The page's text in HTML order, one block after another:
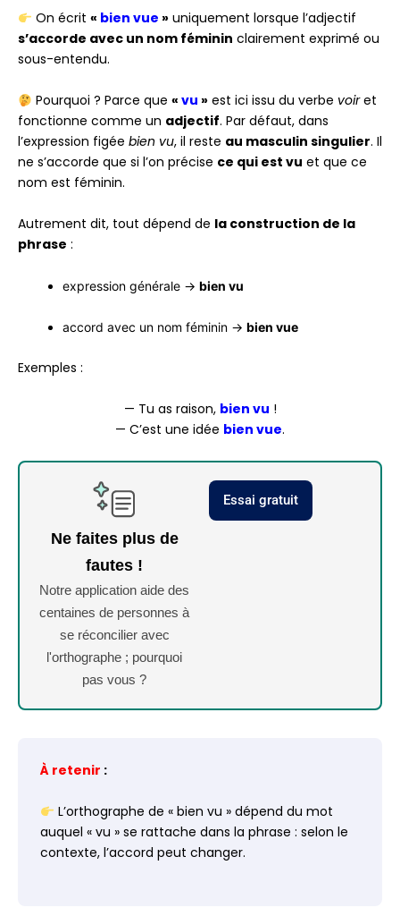
On écrit « bien vue »uniquement lorsque l’adjectif
s’accorde avec un nom féminin clairement exprimé ou
sous-entendu.
Pourquoi ? Parce que « vu »est ici issu du verbe voiret
fonctionne comme un adjectif. Par défaut, dans
l’expression figée bien vu, il reste au masculin singulier. Il
ne s’accorde que si l’on précise ce qui est vu et que ce
nom est féminin.
Autrement dit, tout dépend de la construction de la
phrase :
expression générale → bien vu
accord avec un nom féminin → bien vue
Exemples :
— Tu as raison, bien vu !
— C’est une idée bien vue.
Ne faites plus de
fautes !
Notre application aide des
centaines de personnes à
se réconcilier avec
l'orthographe ; pourquoi
pas vous ?
Essai gratuit
À retenir :
L’orthographe de « bien vu » dépend du mot
auquel « vu » se rattache dans la phrase : selon le
contexte, l’accord peut changer.